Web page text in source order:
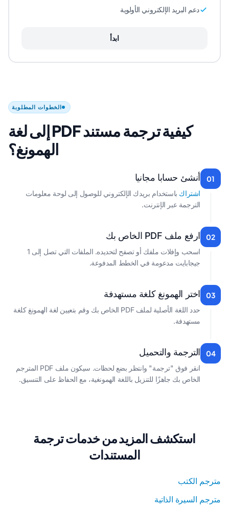
دعم البريد الإلكتروني الأولوية
ابدأ
الخطوات المطلوبة
كيفية ترجمة مستند PDF إلى لغة
الهمونغ؟
01 أنشئ حسابا مجانيا
اشتراك باستخدام بريدك الإلكتروني للوصول إلى لوحة معلومات
الترجمة عبر الإنترنت.
02 ارفع ملف PDF الخاص بك
اسحب وإفلات ملفك أو تصفح لتحديده. الملفات التي تصل إلى 1
جيجابايت مدعومة في الخطط المدفوعة.
03 اختر الهمونغ كلغة مستهدفة
حدد اللغة الأصلية لملف PDF الخاص بك وقم بتعيين لغة الهمونغ كلغة
مستهدفة.
04 الترجمة والتحميل
انقر فوق "ترجمة" وانتظر بضع لحظات. سيكون ملف PDF المترجم
الخاص بك جاهزًا للتنزيل باللغة الهمونغية، مع الحفاظ على التنسيق.
استكشف المزيد من خدمات ترجمة
المستندات
مترجم الكتب
مترجم السيرة الذاتية